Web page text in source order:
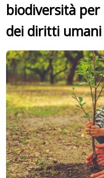
biodiversità
dei diritti umani